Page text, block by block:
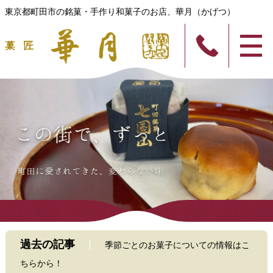
東京都町田市の銘菓・手作り和菓子のお店、華月（かげつ）
過去の記事
季節ごとのお菓子についての情報はこ
ちらから！